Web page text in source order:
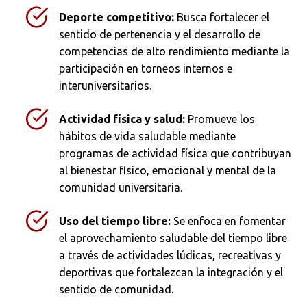
Deporte competitivo: Busca fortalecer el
sentido de pertenencia y el desarrollo de
competencias de alto rendimiento mediante la
participación en torneos internos e
interuniversitarios.
Actividad física y salud: Promueve los
hábitos de vida saludable mediante
programas de actividad física que contribuyan
al bienestar físico, emocional y mental de la
comunidad universitaria.
Uso del tiempo libre: Se enfoca en fomentar
el aprovechamiento saludable del tiempo libre
a través de actividades lúdicas, recreativas y
deportivas que fortalezcan la integración y el
sentido de comunidad.